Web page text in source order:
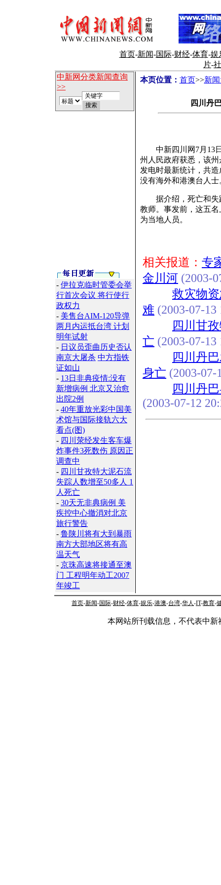
首页-新闻-国际-财经-体育-娱
片-
中新网分类新闻查询
>>
- 伊拉克临时管委会举
行首次会议 将行使行
政权力
- 美售台AIM-120导弹
两月内运抵台湾 计划
明年试射
- 日议员歪曲历史否认
南京大屠杀 中方指铁
证如山
- 13日非典疫情:没有
新增病例 北京又治愈
出院2例
- 40年重放光彩中国美
术馆与国际接轨六大
看点(图)
- 四川荥经发生客车爆
炸事件3死数伤 原因正
调查中
- 四川甘孜特大泥石流
失踪人数增至50多人 1
人死亡
- 30天无非典病例 美
疾控中心撤消对北京
旅行警告
- 鲁陕川将有大到暴雨
南方大部地区将有高
温天气
- 京珠高速将接通至澳
门 工程明年动工2007
年竣工
本页位置： 首页>>新
四川丹
中新四川网7月13日
州人民政府获悉，该
发电时最新统计，共
没有海外和港澳台人士
据介绍，死亡和失
教师。事发前，这五
为当地人员。
相关报道： 专
金川河 (2003-
救灾物
难 (2003-07-13
四川甘
亡 (2003-07-13
四川丹
身亡 (2003-07-
四川丹
(2003-07-12
首页-新闻-国际-财经-体育-娱乐-港澳-台湾-华人-IT-教育-
本网站所刊载信息，不代表中